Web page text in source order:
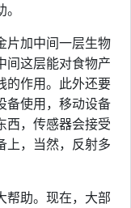
片加中间一层生物
间这层能对食物产
的作用。此外还要
备使用，移动设备
西，传感器会接受
上，当然，反射多
帮助。现在，大部